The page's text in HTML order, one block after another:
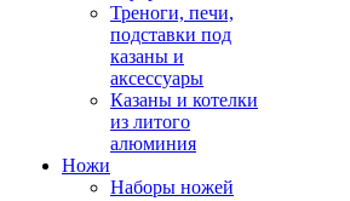
Треноги, печи,
подставки под
казаны и
аксессуары
Казаны и котелки
из литого
алюминия
Ножи
Наборы ножей